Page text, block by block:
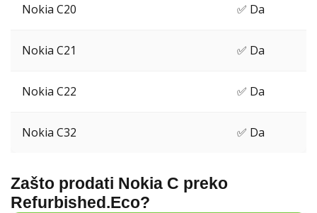
Nokia C20 ✅ Da
Nokia C21 ✅ Da
Nokia C22 ✅ Da
Nokia C32 ✅ Da
Zašto prodati Nokia C preko
Refurbished.Eco?